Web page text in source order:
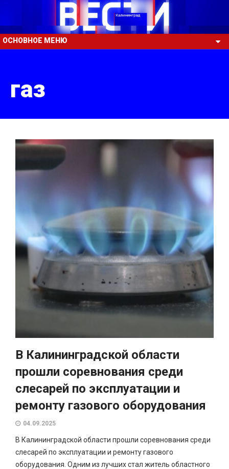
ОСНОВНОЕ МЕНЮ
газ
В Калининградской области
прошли соревнования среди
слесарей по эксплуатации и
ремонту газового оборудования
04.09.2025
В Калининградской области прошли соревнования среди
слесарей по эксплуатации и ремонту газового
оборудования. Одним из лучших стал житель областного